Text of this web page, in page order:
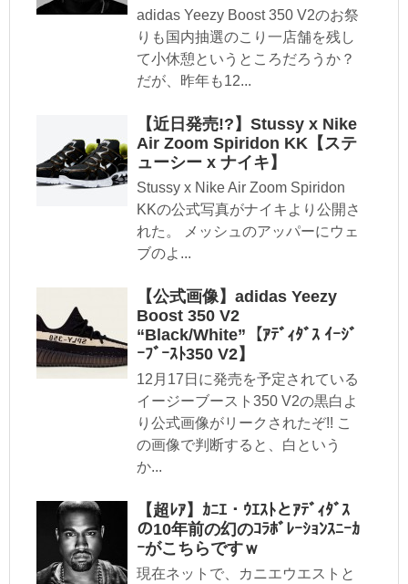
adidas Yeezy Boost 350 V2のお祭
りも国内抽選のこり一店舗を残し
て小休憩というところだろうか？
だが、昨年も12...
【近日発売!?】Stussy x Nike
Air Zoom Spiridon KK【ステ
ューシー x ナイキ】
Stussy x Nike Air Zoom Spiridon
KKの公式写真がナイキより公開さ
れた。 メッシュのアッパーにウェ
ブのよ...
【公式画像】adidas Yeezy
Boost 350 V2
“Black/White”【ｱﾃﾞｨﾀﾞｽ ｲｰｼﾞ
ｰﾌﾞｰｽﾄ350 V2】
12月17日に発売を予定されている
イージーブースト350 V2の黒白よ
り公式画像がリークされたぞ!! こ
の画像で判断すると、白という
か...
【超ﾚｱ】ｶﾆｴ・ｳｴｽﾄとｱﾃﾞｨﾀﾞｽ
の10年前の幻のｺﾗﾎﾞﾚｰｼｮﾝｽﾆｰｶ
ｰがこちらですｗ
現在ネットで、カニエウエストと